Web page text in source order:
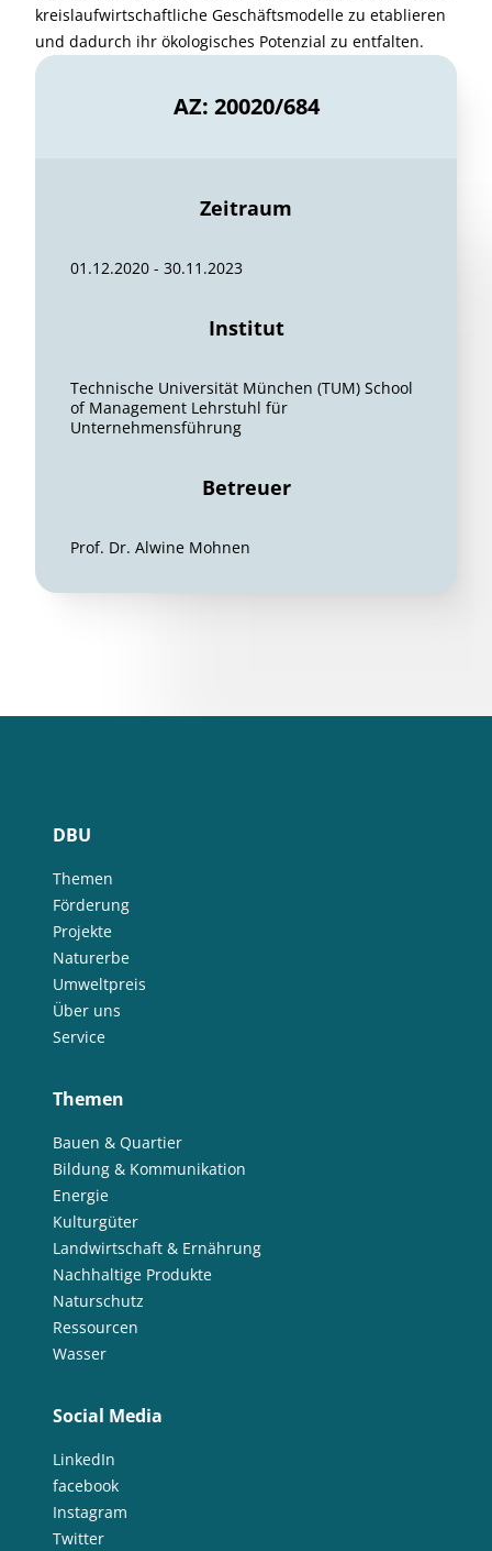
kreislaufwirtschaftliche Geschäftsmodelle zu etablieren
und dadurch ihr ökologisches Potenzial zu entfalten.
AZ: 20020/684
Zeitraum
01.12.2020 - 30.11.2023
Institut
Technische Universität München (TUM) School
of Management Lehrstuhl für
Unternehmensführung
Betreuer
Prof. Dr. Alwine Mohnen
DBU
Themen
Förderung
Projekte
Naturerbe
Umweltpreis
Über uns
Service
Themen
Bauen & Quartier
Bildung & Kommunikation
Energie
Kulturgüter
Landwirtschaft & Ernährung
Nachhaltige Produkte
Naturschutz
Ressourcen
Wasser
Social Media
LinkedIn
facebook
Instagram
Twitter